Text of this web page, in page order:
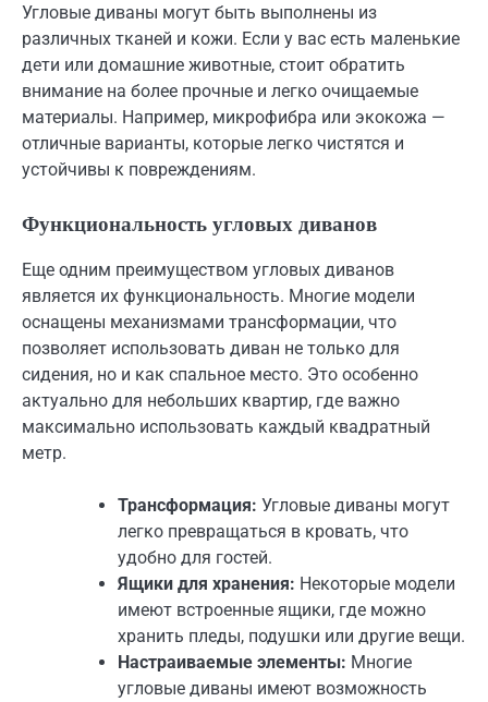
Угловые диваны могут быть выполнены из
различных тканей и кожи. Если у вас есть маленькие
дети или домашние животные, стоит обратить
внимание на более прочные и легко очищаемые
материалы. Например, микрофибра или экокожа —
отличные варианты, которые легко чистятся и
устойчивы к повреждениям.
Функциональность угловых диванов
Еще одним преимуществом угловых диванов
является их функциональность. Многие модели
оснащены механизмами трансформации, что
позволяет использовать диван не только для
сидения, но и как спальное место. Это особенно
актуально для небольших квартир, где важно
максимально использовать каждый квадратный
метр.
Трансформация: Угловые диваны могут
легко превращаться в кровать, что
удобно для гостей.
Ящики для хранения: Некоторые модели
имеют встроенные ящики, где можно
хранить пледы, подушки или другие вещи.
Настраиваемые элементы: Многие
угловые диваны имеют возможность